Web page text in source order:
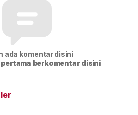
ada komentar disini
berkomentar disini